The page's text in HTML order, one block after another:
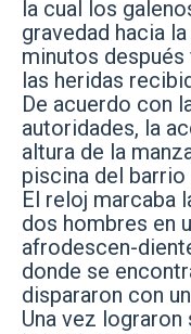
la cual los
gravedad hacia
minutos
las heridas
De acuerdo con
autoridades, la
altura de la
piscina del
El reloj marcaba
dos hombres en
afrodescen-
donde se
dispararon con
Una vez